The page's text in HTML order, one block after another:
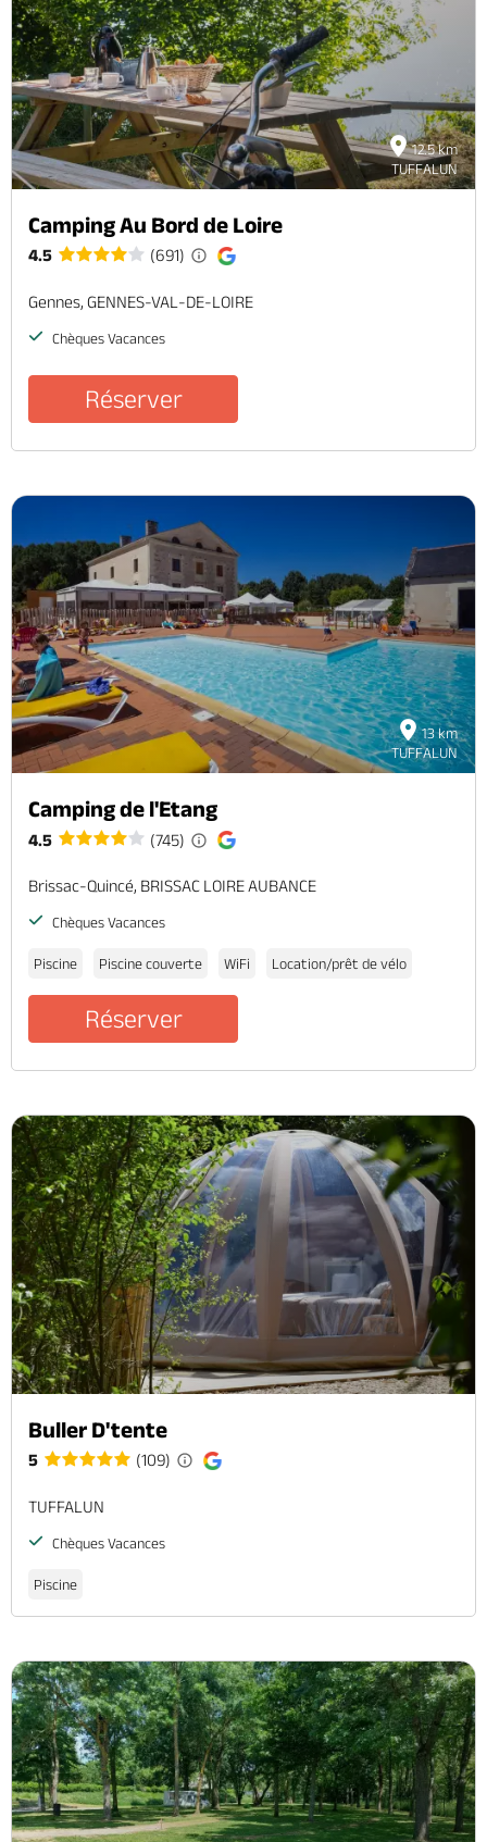
12.5 km
TUFFALUN
Camping Au Bord de Loire
4.5 (691)
Gennes, GENNES-VAL-DE-LOIRE
Chèques Vacances
Réserver
13 km
TUFFALUN
Camping de l'Etang
4.5 (745)
Brissac-Quincé, BRISSAC LOIRE AUBANCE
Chèques Vacances
Piscine Piscine couverte WiFi Location/prêt de vélo
Réserver
Buller D'tente
5 (109)
TUFFALUN
Chèques Vacances
Piscine